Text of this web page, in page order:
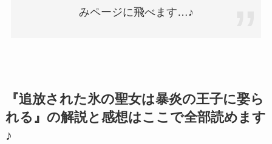
みページに飛べます…♪
『追放された氷の聖女は暴炎の王子に娶ら
れる』の解説と感想はここで全部読めます
♪